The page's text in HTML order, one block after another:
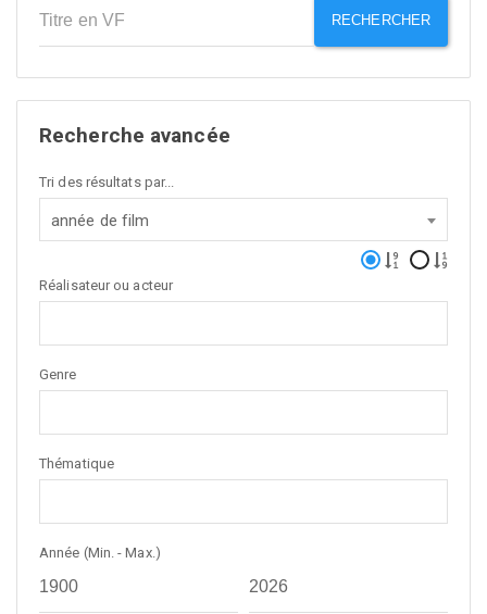
RECHERCHER
Recherche avancée
Tri des résultats par...
année de film
Réalisateur ou acteur
Genre
Thématique
Année (Min. - Max.)